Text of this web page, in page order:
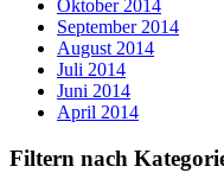
Oktober 2014
September 2014
August 2014
Juli 2014
Juni 2014
April 2014
Filtern nach